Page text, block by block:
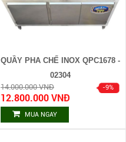
QUẦY PHA CHẾ INOX QPC1678 -
02304
14.000.000 VNĐ
12.800.000 VNĐ
MUA NGAY